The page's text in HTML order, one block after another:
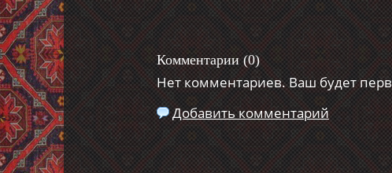
Комментарии (0)
Нет комментариев. Ваш будет
Добавить комментарий